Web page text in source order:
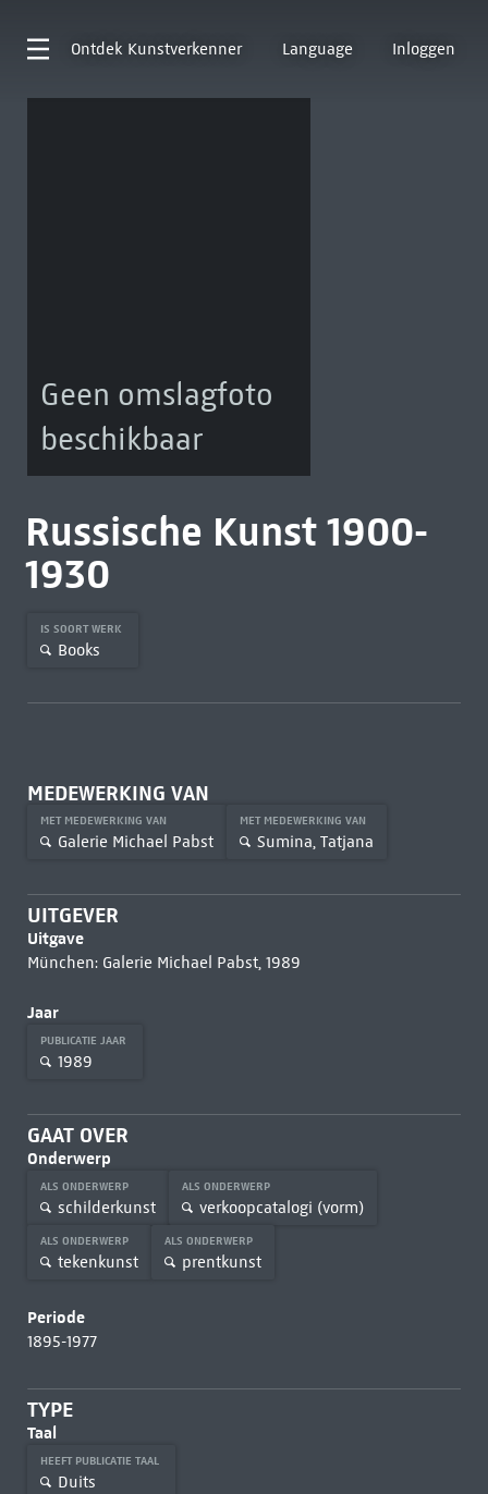
Ontdek Kunstverkenner Language Inloggen
Geen omslagfoto
beschikbaar
Russische Kunst 1900-
1930
IS SOORT WERK
Books
MEDEWERKING VAN
MET MEDEWERKING VAN
Galerie Michael Pabst
MET MEDEWERKING VAN
Sumina, Tatjana
UITGEVER
Uitgave
München: Galerie Michael Pabst, 1989
Jaar
PUBLICATIE JAAR
1989
GAAT OVER
Onderwerp
ALS ONDERWERP
schilderkunst
ALS ONDERWERP
verkoopcatalogi (vorm)
ALS ONDERWERP
tekenkunst
ALS ONDERWERP
prentkunst
Periode
1895-1977
TYPE
Taal
HEEFT PUBLICATIE TAAL
Duits